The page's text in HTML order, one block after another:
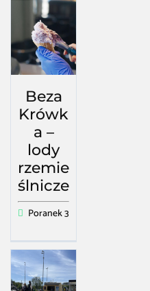
Beza
Krówk
a –
lody
rzemie
ślnicze
Poranek 3